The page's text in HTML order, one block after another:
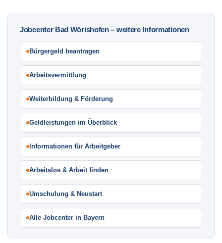
Jobcenter Bad Wörishofen – weitere Informationen
Bürgergeld beantragen
Arbeitsvermittlung
Weiterbildung & Förderung
Geldleistungen im Überblick
Informationen für Arbeitgeber
Arbeitslos & Arbeit finden
Umschulung & Neustart
Alle Jobcenter in Bayern